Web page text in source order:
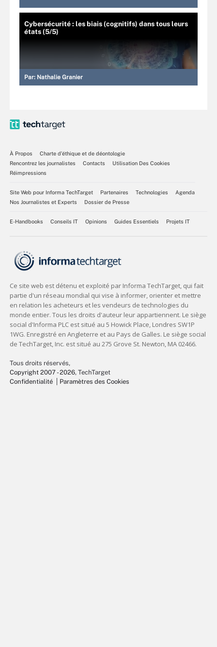
Cybersécurité : les biais (cognitifs) dans tous leurs
états (5/5)
Par: Nathalie Granier
À Propos
Charte d’éthique et de déontologie
Rencontrez les journalistes
Contacts
Utilisation Des Cookies
Réimpressions
Site Web pour Informa TechTarget Partenaires Technologies
Agenda
Nos Journalistes et Experts
Dossier de Presse
E-Handbooks Conseils IT Opinions Guides Essentiels Projets IT
Tous droits réservés,
Copyright 2007 - 2026, TechTarget
Confidentialité
Paramètres des Cookies